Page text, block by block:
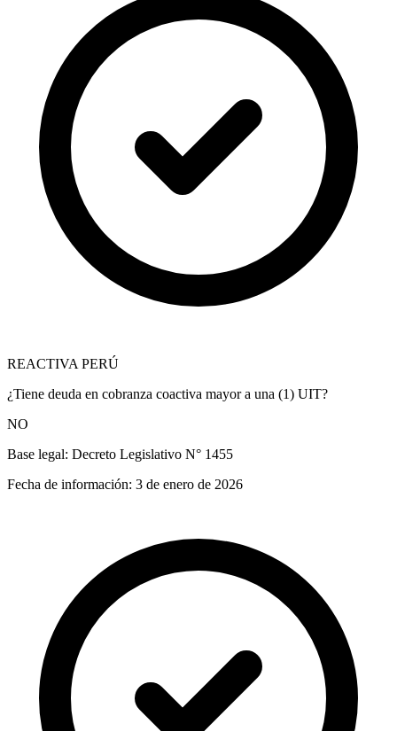
REACTIVA PERÚ
¿Tiene deuda en cobranza coactiva mayor a una (1) UIT?
NO
Base legal: Decreto Legislativo N° 1455
Fecha de información: 3 de enero de 2026